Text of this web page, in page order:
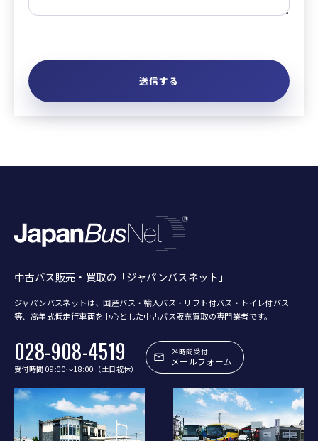
中古バス販売・買取の「ジャパンバスネット」
ジャパンバスネットは、国産バス・輸入バス・リフト付バス・トイレ付バス
等、 高年式低走行車両を中心とした中古バス販売買取の専門業者です。
028-908-4519
受付時間 09:00〜18:00（土日祝休）
24時間受付
メールフォーム